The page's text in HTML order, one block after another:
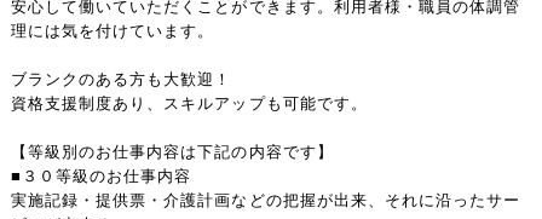
安心して働いていただくことができます。利用者様・職員の体調管
理には気を付けています。
ブランクのある方も大歓迎！
資格支援制度あり、スキルアップも可能です。
【等級別のお仕事内容は下記の内容です】
■３０等級のお仕事内容
実施記録・提供票・介護計画などの把握が出来、それに沿ったサー